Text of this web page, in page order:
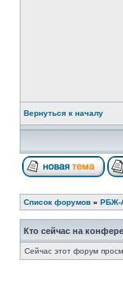
Вернуться к началу
Список форумов » РБЖ-
Кто сейчас на
Сейчас этот форум